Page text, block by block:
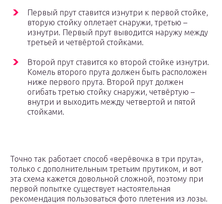
Первый прут ставится изнутри к первой стойке,
вторую стойку оплетает снаружи, третью –
изнутри. Первый прут выводится наружу между
третьей и четвёртой стойками.
Второй прут ставится ко второй стойке изнутри.
Комель второго прута должен быть расположен
ниже первого прута. Второй прут должен
огибать третью стойку снаружи, четвёртую –
внутри и выходить между четвертой и пятой
стойками.
Точно так работает способ «верёвочка в три прута»,
только с дополнительным третьим прутиком, и вот
эта схема кажется довольной сложной, поэтому при
первой попытке существует настоятельная
рекомендация пользоваться фото плетения из лозы.